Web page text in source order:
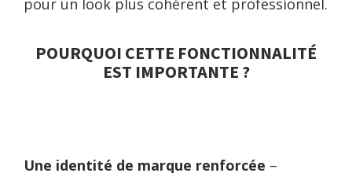
POURQUOI CETTE FONCTIONNALITÉ
EST IMPORTANTE ?
Une identité de marque renforcée –